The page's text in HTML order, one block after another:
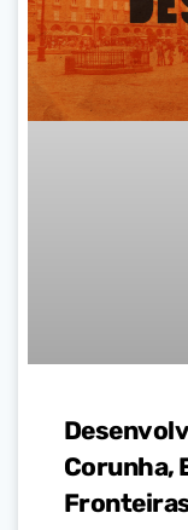
Corunha,